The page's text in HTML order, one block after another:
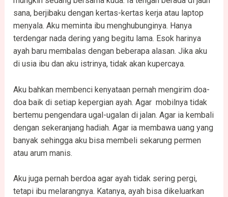
sana, berjibaku dengan kertas-kertas kerja atau laptop
menyala. Aku meminta ibu menghubunginya. Hanya
terdengar nada dering yang begitu lama. Esok harinya
ayah baru membalas dengan beberapa alasan. Jika aku
di usia ibu dan aku istrinya, tidak akan kupercaya.
Aku bahkan membenci kenyataan pernah mengirim doa-
doa baik di setiap kepergian ayah. Agar mobilnya tidak
bertemu pengendara ugal-ugalan di jalan. Agar ia kembali
dengan sekeranjang hadiah. Agar ia membawa uang yang
banyak sehingga aku bisa membeli sekarung permen
atau arum manis.
Aku juga pernah berdoa agar ayah tidak sering pergi,
tetapi ibu melarangnya. Katanya, ayah bisa dikeluarkan